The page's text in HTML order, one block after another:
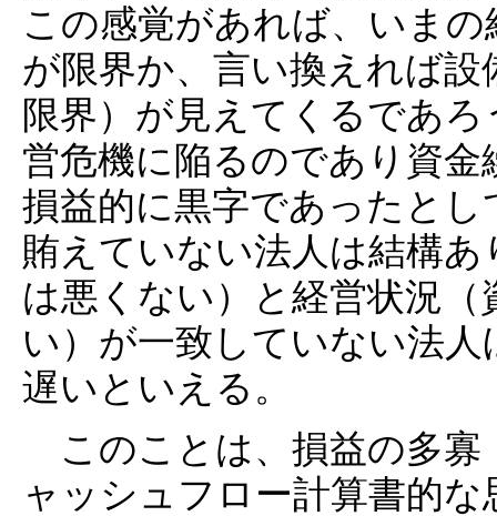
この感覚があれば、いま
が限界か、言い換えれば
限界）が見えてくるであ
営危機に陥るのであり資
損益的に黒字であったと
賄えていない法人は結構
は悪くない）と経営状況
い）が一致していない法
遅いといえる。
このことは、損益の多寡
ャッシュフロー計算書的